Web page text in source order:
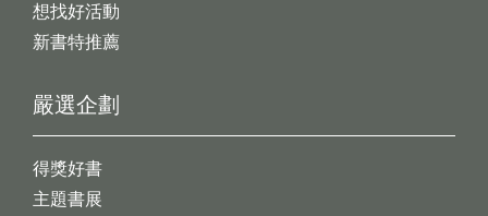
想找好活動
新書特推薦
嚴選企劃
得獎好書
主題書展